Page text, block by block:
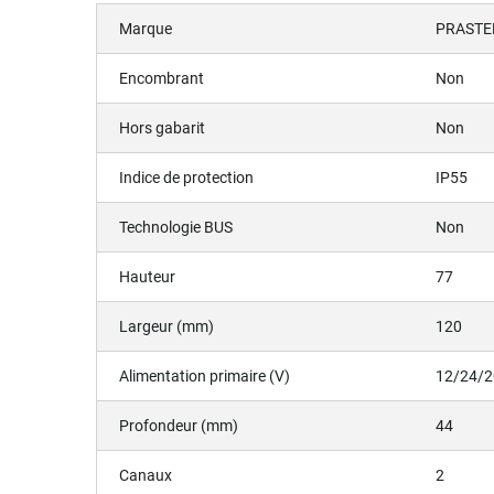
Marque PRASTEL
Encombrant Non
Hors gabarit Non
Indice de protection IP55
Technologie BUS Non
Hauteur 77
Largeur (mm) 120
Alimentation primaire (V) 12/24/
Profondeur (mm) 44
Canaux 2